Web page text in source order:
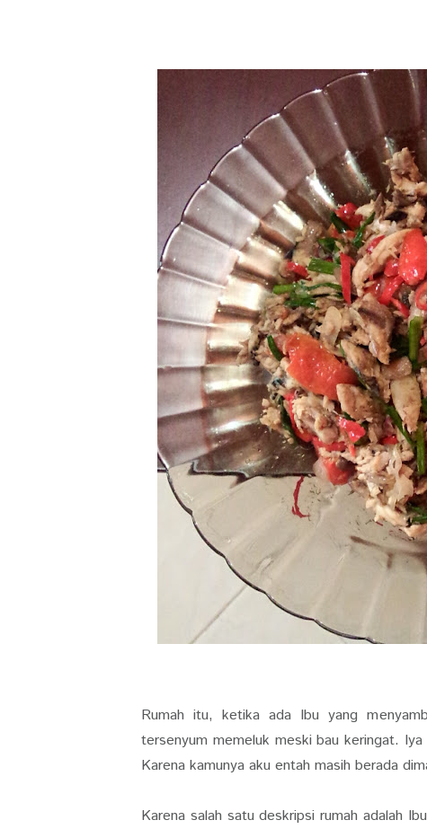
Rumah itu, ketika ada Ibu yang
tersenyum memeluk meski bau keringat.
Karena kamunya aku entah masih berada
Karena salah satu deskripsi rumah adalah